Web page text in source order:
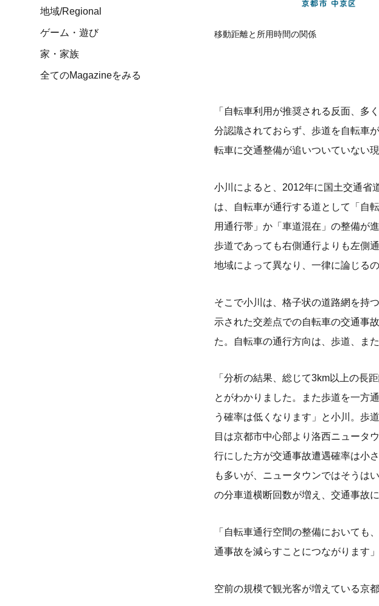
地域/Regional
ゲーム・遊び
家・家族
全てのMagazineをみる
移動距離と所用時間の関係
「自転車利用が推奨される反面、多
分認識されておらず、歩道を自転車
転車に交通整備が追いついていない
小川によると、2012年に国土交通省
は、自転車が通行する道として「自
用通行帯」か「車道混在」の整備が
歩道であっても右側通行よりも左側
地域によって異なり、一律に論じるの
そこで小川は、格子状の道路網を持
示された交差点での自転車の交通事
た。自転車の通行方向は、歩道、ま
「分析の結果、総じて3km以上の長
とがわかりました。また歩道を一方
う確率は低くなります」と小川。歩
目は京都市中心部より洛西ニュータ
行にした方が交通事故遭遇確率は小
も多いが、ニュータウンではそうは
の分車道横断回数が増え、交通事故
「自転車通行空間の整備においても
通事故を減らすことにつながります」
空前の規模で観光客が増えている京